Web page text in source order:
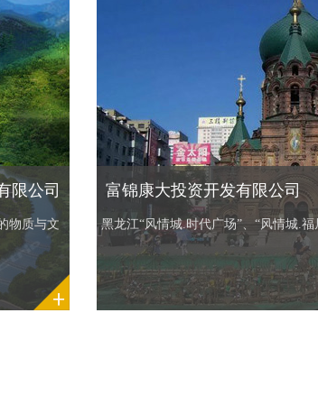
限公司
物质与文
富锦康大投资开发有限公司
黑龙江“风情城.时代广场”、“风情城.